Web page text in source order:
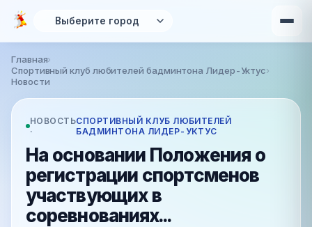
Перейти к основному содержанию
Вы здесь
Главная›
Спортивный клуб любителей бадминтона Лидер-Уктус›
Новости
НОВОСТЬ
·
СПОРТИВНЫЙ КЛУБ ЛЮБИТЕЛЕЙ
БАДМИНТОНА ЛИДЕР-УКТУС
На основании Положения о
регистрации спортсменов
участвующих в
соревнованиях...